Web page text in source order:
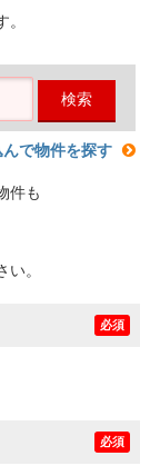
検索
で物件を探す
件も
。
必須
必須